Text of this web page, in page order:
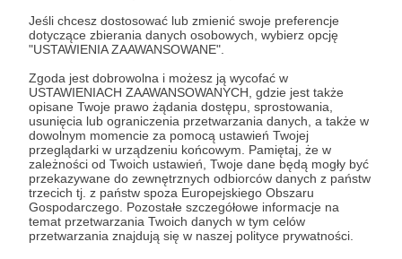
Jeśli chcesz dostosować lub zmienić swoje preferencje
dotyczące zbierania danych osobowych, wybierz opcję
"USTAWIENIA ZAAWANSOWANE".
Zgoda jest dobrowolna i możesz ją wycofać w
USTAWIENIACH ZAAWANSOWANYCH, gdzie jest także
opisane Twoje prawo żądania dostępu, sprostowania,
usunięcia lub ograniczenia przetwarzania danych, a także w
dowolnym momencie za pomocą ustawień Twojej
przeglądarki w urządzeniu końcowym. Pamiętaj, że w
zależności od Twoich ustawień, Twoje dane będą mogły być
przekazywane do zewnętrznych odbiorców danych z państw
trzecich tj. z państw spoza Europejskiego Obszaru
Gospodarczego. Pozostałe szczegółowe informacje na
temat przetwarzania Twoich danych w tym celów
przetwarzania znajdują się w naszej polityce prywatności.
Udostępnij
Strategy&Future
Zobacz profil autora